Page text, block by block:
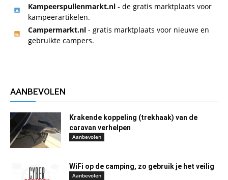
Kampeerspullenmarkt.nl - de gratis marktplaats voor
kampeerartikelen.
Campermarkt.nl - gratis marktplaats voor nieuwe en
gebruikte campers.
AANBEVOLEN
Krakende koppeling (trekhaak) van de
caravan verhelpen
Aanbevolen
WiFi op de camping, zo gebruik je het veilig
Aanbevolen